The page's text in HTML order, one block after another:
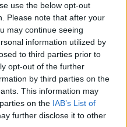
use the below opt-out
Please note that after your
may continue seeing
information utilized by
to third parties prior to
opt-out of the further
by third parties on the
This information may
on the IAB’s List of
further disclose it to other
η
σχεδόν 500 τόνους
μικρό διάστημα.
είναι 350
να προκαλούν
τα βουνά δεν έχουν